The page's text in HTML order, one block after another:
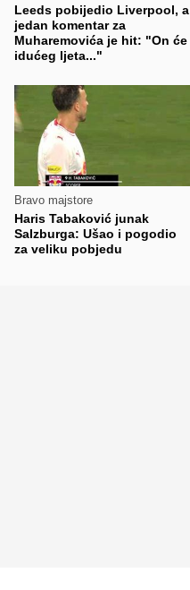
Leeds pobijedio Liverpool, a
jedan komentar za
Muharemovića je hit: "On će
idućeg ljeta..."
Bravo majstore
Haris Tabaković junak
Salzburga: Ušao i pogodio
za veliku pobjedu